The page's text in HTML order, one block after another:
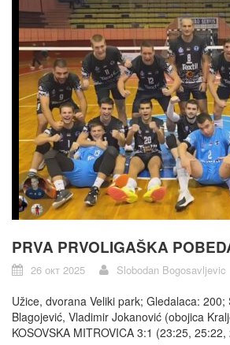
PRVA PRVOLIGAŠKA
26 окт 2025 Slobodan Bogosavljevic
Užice, dvorana Veliki park; Gledalaca: 200;
Blagojević, Vladimir Jokanović (obojica
KOSOVSKA MITROVICA 3:1 (23:25,